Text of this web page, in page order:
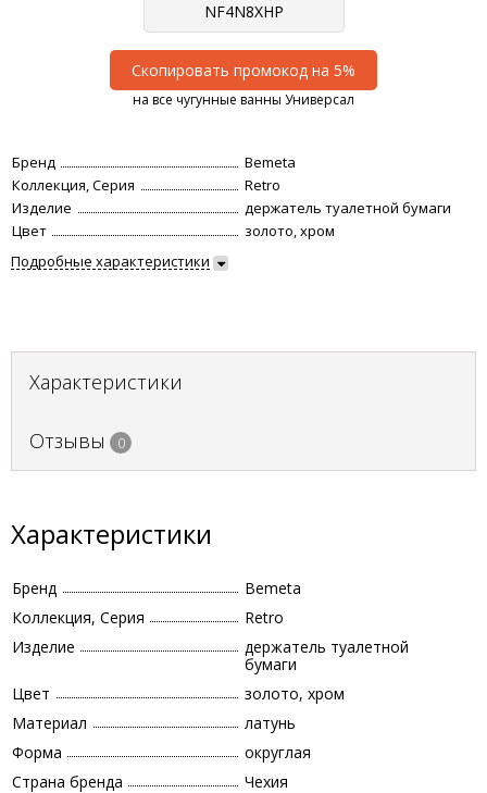
Скопировать промокод на 5%
на все чугунные ванны Универсал
Бренд
Bemeta
Коллекция, Серия
Retro
Изделие
держатель туалетной бумаги
Цвет
золото, хром
Подробные характеристики
Характеристики
Отзывы 0
Характеристики
Бренд
Bemeta
Коллекция, Серия
Retro
Изделие
держатель туалетной
бумаги
Цвет
золото, хром
Материал
латунь
Форма
округлая
Страна бренда
Чехия